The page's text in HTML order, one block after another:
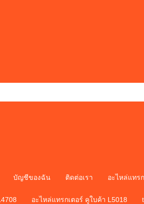
บัญชีของฉัน ติดต่อเรา อะไหล่แทร
อะไหล่แทรกเตอร์ คูใบค้า L5018